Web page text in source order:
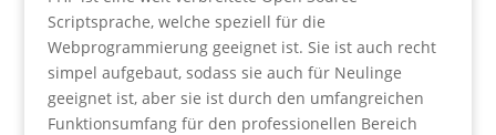
Scriptsprache, welche speziell für die
Webprogrammierung geeignet ist. Sie ist auch recht
simpel aufgebaut, sodass sie auch für Neulinge
geeignet ist, aber sie ist durch den umfangreichen
Funktionsumfang für den professionellen Bereich